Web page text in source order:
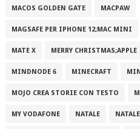
MACOS GOLDEN GATE MACPAW
MAGSAFE PER IPHONE 12;MAC MINI
MATE X MERRY CHRISTMAS;APPLE
MINDNODE 6 MINECRAFT
MOJO CREA STORIE CON TESTO
MY VODAFONE NATALE